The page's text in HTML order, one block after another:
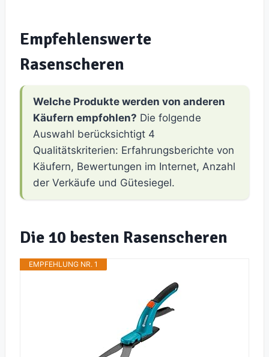
Empfehlenswerte
Rasenscheren
Welche Produkte werden von anderen
Käufern empfohlen? Die folgende
Auswahl berücksichtigt 4
Qualitätskriterien: Erfahrungsberichte von
Käufern, Bewertungen im Internet, Anzahl
der Verkäufe und Gütesiegel.
Die 10 besten Rasenscheren
EMPFEHLUNG NR. 1